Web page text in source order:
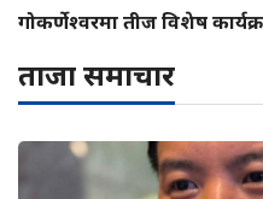
गोकर्णेश्वरमा तीज विशेष
ताजा समाचार